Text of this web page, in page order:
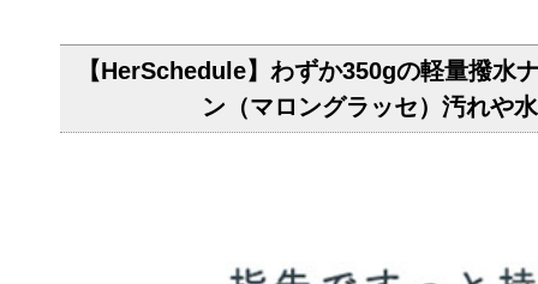
【HerSchedule】わずか350gの軽量撥
ン（マロングラッセ）汚れや